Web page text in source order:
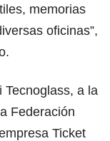
memorias
oficinas”,
Tecnoglass, a la
Federación
Ticket